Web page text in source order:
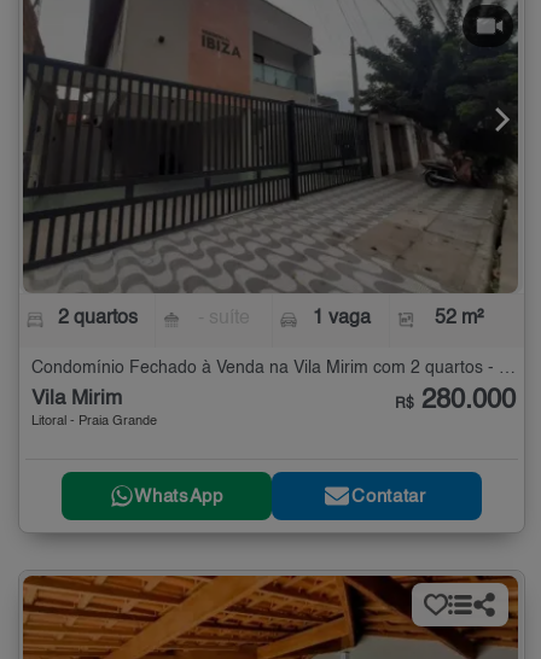
2 quartos 1 vaga 52 m²
Condomínio Fechado à Venda na Vila Mirim com 2 quartos - 52 m²
Vila Mirim
Litoral - Praia Grande
R$ 280.000
WhatsApp Contatar